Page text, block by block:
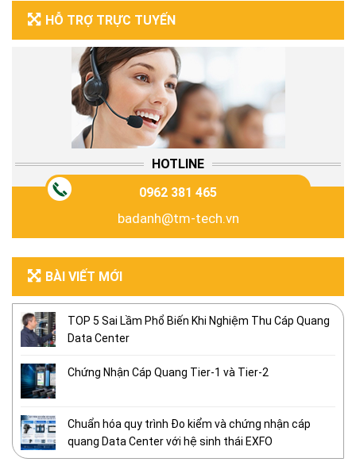
HỖ TRỢ TRỰC TUYẾN
HOTLINE
0962 381 465
badanh@tm-tech.vn
BÀI VIẾT MỚI
TOP 5 Sai Lầm Phổ Biến Khi Nghiệm Thu Cáp Quang
Data Center
Chứng Nhận Cáp Quang Tier-1 và Tier-2
Chuẩn hóa quy trình Đo kiểm và chứng nhận cáp
quang Data Center với hệ sinh thái EXFO